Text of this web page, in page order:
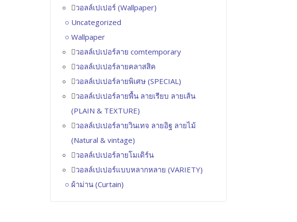
วอลล์เปเปอร์ (Wallpaper)
Uncategorized
Wallpaper
วอลล์เปเปอร์ลาย comtemporary
วอลล์เปเปอร์ลายคลาสสิค
วอลล์เปเปอร์ลายพิเศษ (SPECIAL)
วอลล์เปเปอร์ลายพื้น ลายเรียบ ลายเส้น
(PLAIN & TEXTURE)
วอลล์เปเปอร์ลายวินเทจ ลายอิฐ ลายไม้
(Natural & vintage)
วอลล์เปเปอร์ลายโมเดิร์น
วอลล์เปเปอร์แบบหลากหลาย (VARIETY)
ผ้าม่าน (Curtain)